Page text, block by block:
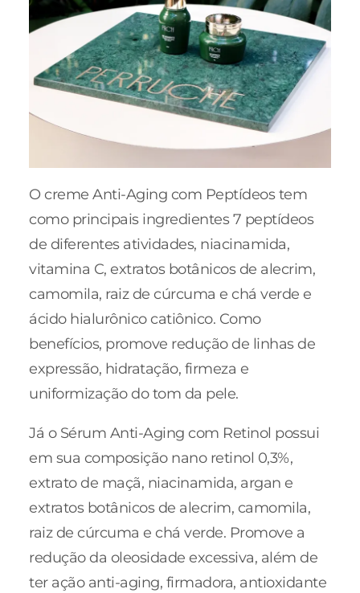
O creme Anti-Aging com Peptídeos tem
como principais ingredientes 7 peptídeos
de diferentes atividades, niacinamida,
vitamina C, extratos botânicos de alecrim,
camomila, raiz de cúrcuma e chá verde e
ácido hialurônico catiônico. Como
benefícios, promove redução de linhas de
expressão, hidratação, firmeza e
uniformização do tom da pele.
Já o Sérum Anti-Aging com Retinol possui
em sua composição nano retinol 0,3%,
extrato de maçã, niacinamida, argan e
extratos botânicos de alecrim, camomila,
raiz de cúrcuma e chá verde. Promove a
redução da oleosidade excessiva, além de
ter ação anti-aging, firmadora, antioxidante